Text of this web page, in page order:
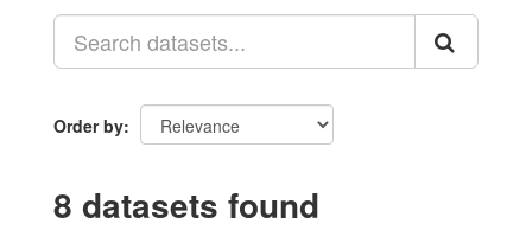
Order by
8 datasets found